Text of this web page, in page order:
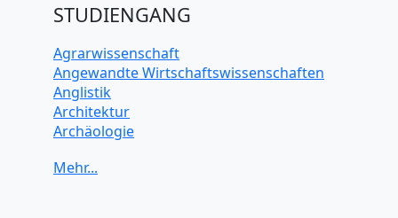
Elektrotechnik
Java
JavaScript
Künstliche Intelligenz
Latein
Makroökonomie
Mechanik
STUDIENGANG
Agrarwissenschaft
Angewandte Wirtschaftswissenschaften
Anglistik
Architektur
Archäologie
Biochemie Wissenschaften